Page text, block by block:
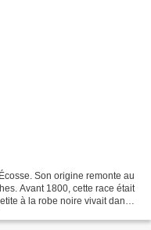
Son origine remonte au
Avant 1800, cette race était
à la robe noire vivait dans